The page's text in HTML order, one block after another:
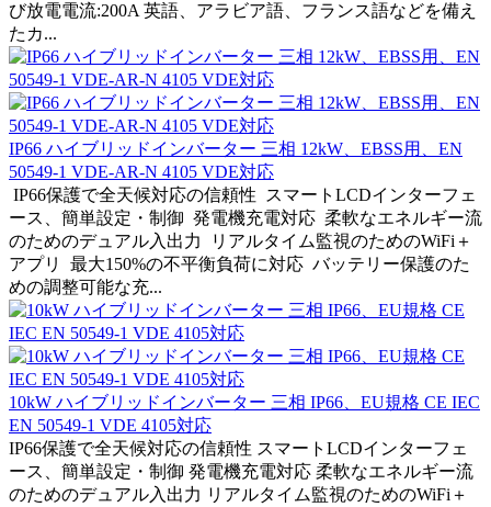
び放電電流:200A 英語、アラビア語、フランス語などを備え
たカ...
IP66 ハイブリッドインバーター 三相 12kW、EBSS用、EN
50549-1 VDE-AR-N 4105 VDE対応
IP66保護で全天候対応の信頼性 スマートLCDインターフェ
ース、簡単設定・制御 発電機充電対応 柔軟なエネルギー流
のためのデュアル入出力 リアルタイム監視のためのWiFi＋
アプリ 最大150%の不平衡負荷に対応 バッテリー保護のた
めの調整可能な充...
10kW ハイブリッドインバーター 三相 IP66、EU規格 CE IEC
EN 50549-1 VDE 4105対応
IP66保護で全天候対応の信頼性 スマートLCDインターフェ
ース、簡単設定・制御 発電機充電対応 柔軟なエネルギー流
のためのデュアル入出力 リアルタイム監視のためのWiFi＋